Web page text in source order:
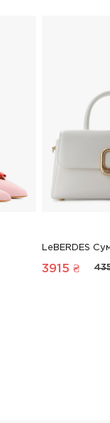
LeBERDES
3915 ₴